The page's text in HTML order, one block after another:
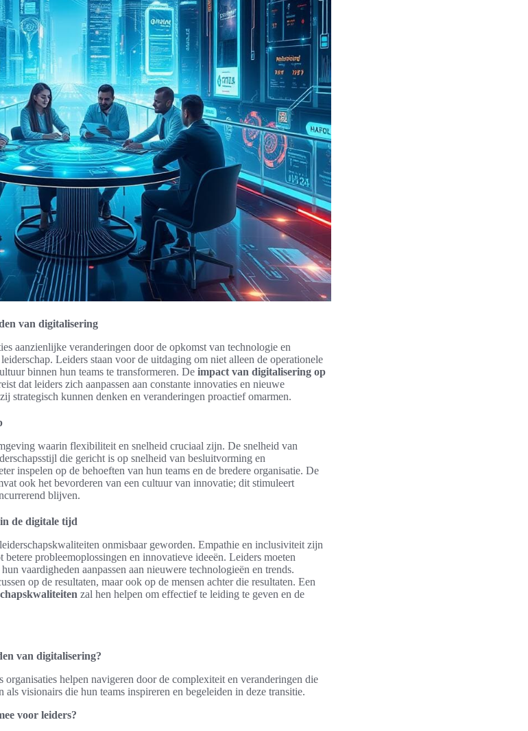
van digitalisering
aanzienlijke veranderingen door de opkomst van technologie en
Leiders staan voor de uitdaging om niet alleen de operationele
binnen hun teams te transformeren. De impact van digitalisering op
dat leiders zich aanpassen aan constante innovaties en nieuwe
strategisch kunnen denken en veranderingen proactief omarmen.
waarin flexibiliteit en snelheid cruciaal zijn. De snelheid van
die gericht is op snelheid van besluitvorming en
inspelen op de behoeften van hun teams en de bredere organisatie. De
ook het bevorderen van een cultuur van innovatie; dit stimuleert
blijven.
de digitale tijd
onmisbaar geworden. Empathie en inclusiviteit zijn
probleemoplossingen en innovatieve ideeën. Leiders moeten
vaardigheden aanpassen aan nieuwere technologieën en trends.
op de resultaten, maar ook op de mensen achter die resultaten. Een
zal hen helpen om effectief te leiding te geven en de
van digitalisering?
helpen navigeren door de complexiteit en veranderingen die
visionairs die hun teams inspireren en begeleiden in deze transitie.
voor leiders?